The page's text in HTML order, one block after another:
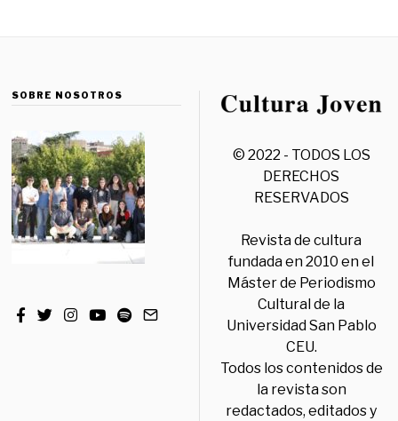
SOBRE NOSOTROS
© 2022 - TODOS LOS
DERECHOS
RESERVADOS
Revista de cultura
fundada en 2010 en el
Máster de Periodismo
Cultural de la
Universidad San Pablo
CEU.
Todos los contenidos de
la revista son
redactados, editados y